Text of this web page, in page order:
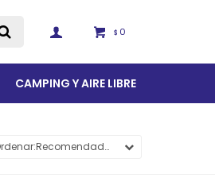
CAMPING Y AIRE LIBRE
$ 0
Recomendados